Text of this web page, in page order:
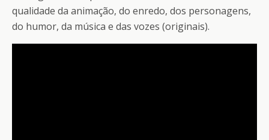
qualidade da animação, do enredo, dos personagens,
do humor, da música e das vozes (originais).